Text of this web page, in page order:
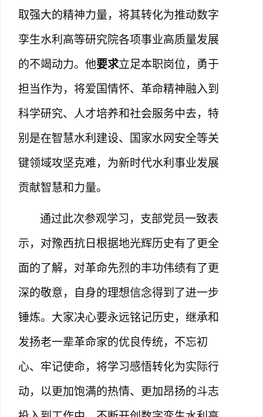
取强大的精神力量，将其转化为推动数字
孪生水利高等研究院各项事业高质量发展
的不竭动力。他要求立足本职岗位，勇于
担当作为，将爱国情怀、革命精神融入到
科学研究、人才培养和社会服务中去，特
别是在智慧水利建设、国家水网安全等关
键领域攻坚克难，为新时代水利事业发展
贡献智慧和力量。
通过此次参观学习，支部党员一致表
示，对豫西抗日根据地光辉历史有了更全
面的了解，对革命先烈的丰功伟绩有了更
深的敬意，自身的理想信念得到了进一步
锤炼。大家决心要永远铭记历史，继承和
发扬老一辈革命家的优良传统，不忘初
心、牢记使命，将学习感悟转化为实际行
动，以更加饱满的热情、更加昂扬的斗志